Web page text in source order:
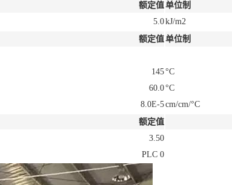
额定值单位制
5.0kJ/m2
额定值单位制
145°C
60.0°C
8.0E-5cm/cm/°C
额定值
3.50
PLC 0